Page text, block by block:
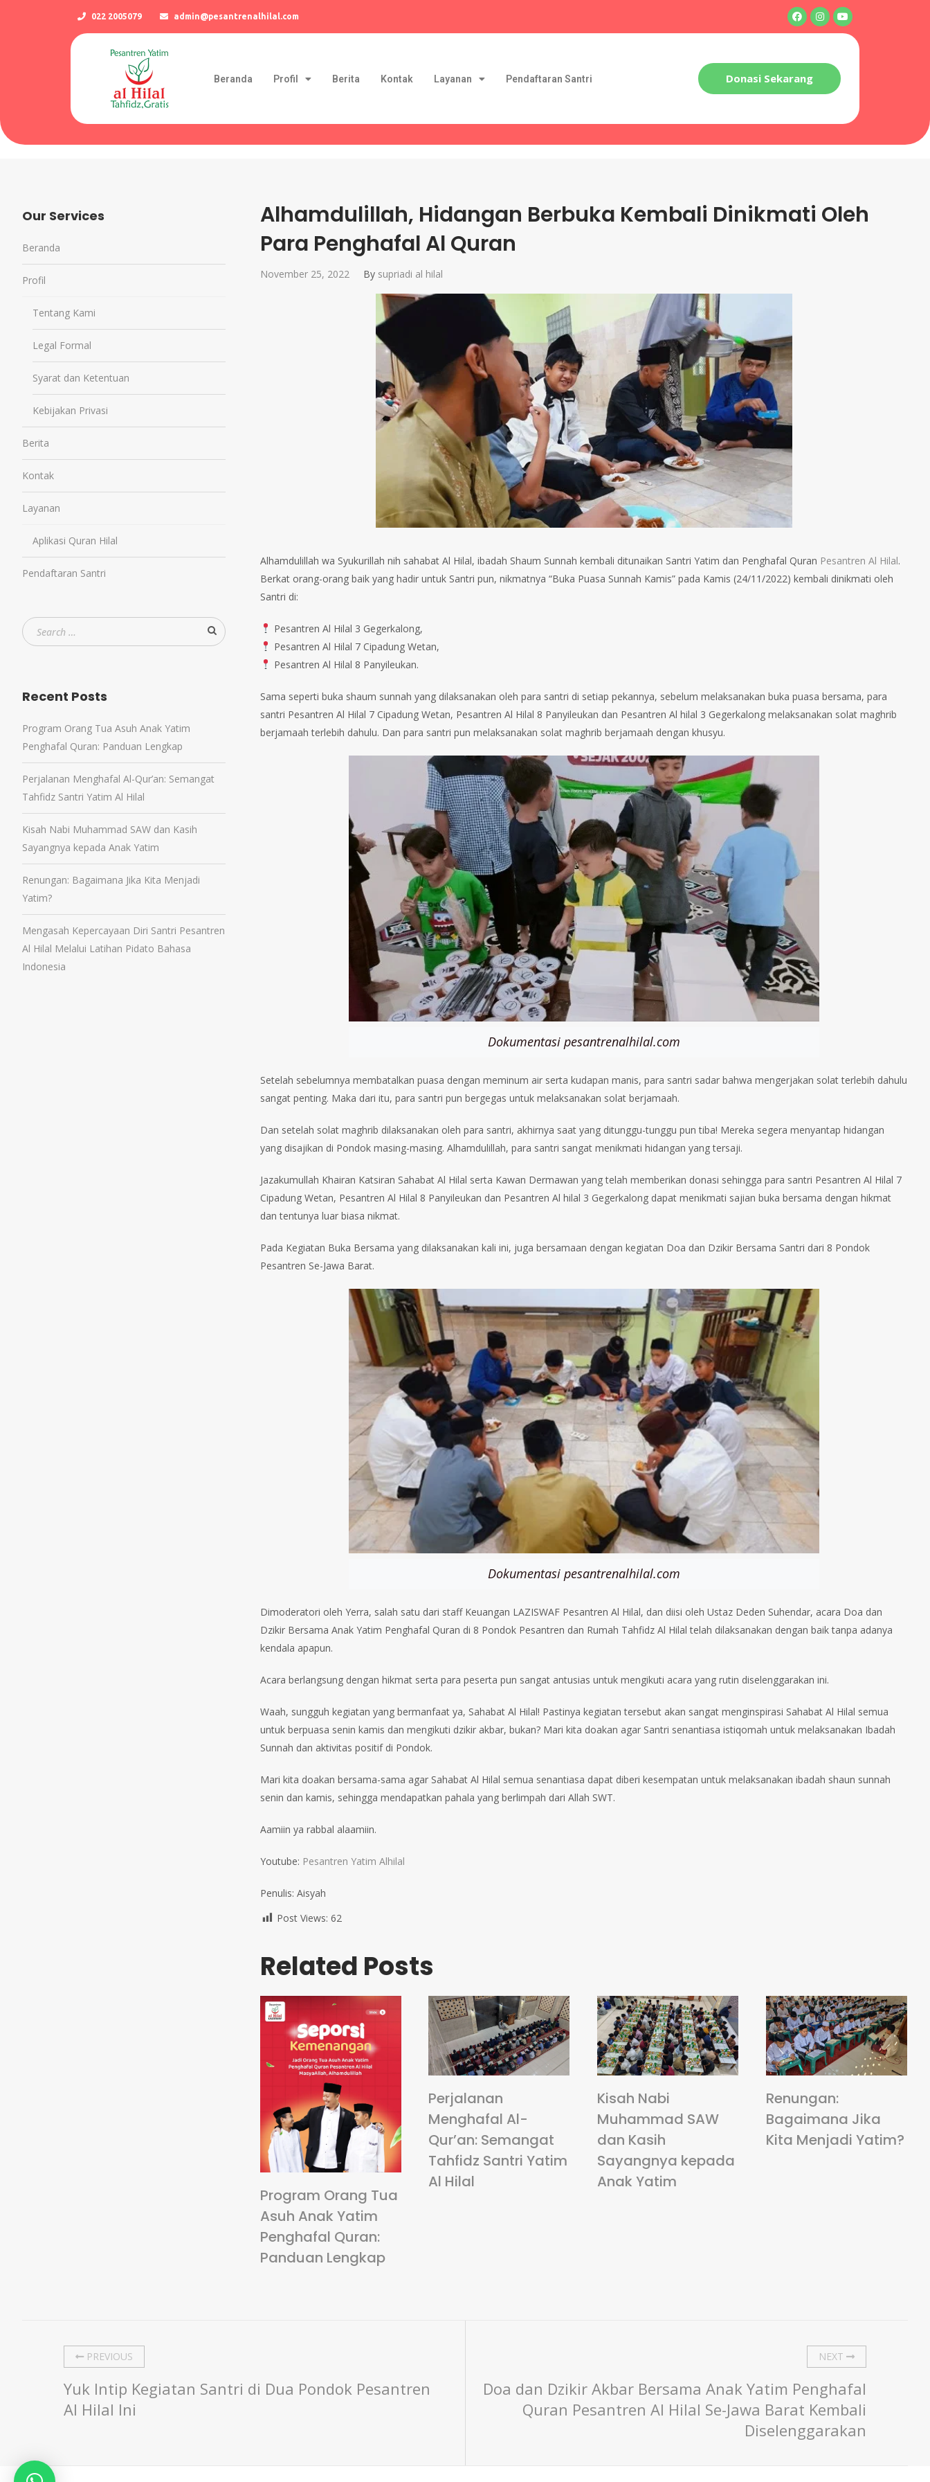
022 2005079 admin@pesantrenalhilal.com
Beranda Profil Berita Kontak Layanan Pendaftaran Santri Donasi Sekarang
Alhamdulillah, Hidangan Berbuka Kembali Dinikmati Oleh
Para Penghafal Al Quran
November 25, 2022 By supriadi al hilal
Alhamdulillah wa Syukurillah nih sahabat Al Hilal, ibadah Shaum Sunnah kembali ditunaikan Santri Yatim dan Penghafal Quran Pesantren Al Hilal.
Berkat orang-orang baik yang hadir untuk Santri pun, nikmatnya “Buka Puasa Sunnah Kamis” pada Kamis (24/11/2022) kembali dinikmati oleh
Santri di:
Pesantren Al Hilal 3 Gegerkalong,
Pesantren Al Hilal 7 Cipadung Wetan,
Pesantren Al Hilal 8 Panyileukan.
Sama seperti buka shaum sunnah yang dilaksanakan oleh para santri di setiap pekannya, sebelum melaksanakan buka puasa bersama, para
santri Pesantren Al Hilal 7 Cipadung Wetan, Pesantren Al Hilal 8 Panyileukan dan Pesantren Al hilal 3 Gegerkalong melaksanakan solat maghrib
berjamaah terlebih dahulu. Dan para santri pun melaksanakan solat maghrib berjamaah dengan khusyu.
Dokumentasi pesantrenalhilal.com
Setelah sebelumnya membatalkan puasa dengan meminum air serta kudapan manis, para santri sadar bahwa mengerjakan solat terlebih dahulu
sangat penting. Maka dari itu, para santri pun bergegas untuk melaksanakan solat berjamaah.
Dan setelah solat maghrib dilaksanakan oleh para santri, akhirnya saat yang ditunggu-tunggu pun tiba! Mereka segera menyantap hidangan
yang disajikan di Pondok masing-masing. Alhamdulillah, para santri sangat menikmati hidangan yang tersaji.
Jazakumullah Khairan Katsiran Sahabat Al Hilal serta Kawan Dermawan yang telah memberikan donasi sehingga para santri Pesantren Al Hilal 7
Cipadung Wetan, Pesantren Al Hilal 8 Panyileukan dan Pesantren Al hilal 3 Gegerkalong dapat menikmati sajian buka bersama dengan hikmat
dan tentunya luar biasa nikmat.
Pada Kegiatan Buka Bersama yang dilaksanakan kali ini, juga bersamaan dengan kegiatan Doa dan Dzikir Bersama Santri dari 8 Pondok
Pesantren Se-Jawa Barat.
Dokumentasi pesantrenalhilal.com
Dimoderatori oleh Yerra, salah satu dari staff Keuangan LAZISWAF Pesantren Al Hilal, dan diisi oleh Ustaz Deden Suhendar, acara Doa dan
Dzikir Bersama Anak Yatim Penghafal Quran di 8 Pondok Pesantren dan Rumah Tahfidz Al Hilal telah dilaksanakan dengan baik tanpa adanya
kendala apapun.
Acara berlangsung dengan hikmat serta para peserta pun sangat antusias untuk mengikuti acara yang rutin diselenggarakan ini.
Waah, sungguh kegiatan yang bermanfaat ya, Sahabat Al Hilal! Pastinya kegiatan tersebut akan sangat menginspirasi Sahabat Al Hilal semua
untuk berpuasa senin kamis dan mengikuti dzikir akbar, bukan? Mari kita doakan agar Santri senantiasa istiqomah untuk melaksanakan Ibadah
Sunnah dan aktivitas positif di Pondok.
Mari kita doakan bersama-sama agar Sahabat Al Hilal semua senantiasa dapat diberi kesempatan untuk melaksanakan ibadah shaun sunnah
senin dan kamis, sehingga mendapatkan pahala yang berlimpah dari Allah SWT.
Aamiin ya rabbal alaamiin.
Youtube: Pesantren Yatim Alhilal
Penulis: Aisyah
Post Views: 62
Related Posts
Program Orang Tua
Asuh Anak Yatim
Penghafal Quran:
Panduan Lengkap
Perjalanan
Menghafal Al-
Qur’an: Semangat
Tahfidz Santri Yatim
Al Hilal
Kisah Nabi
Muhammad SAW
dan Kasih
Sayangnya kepada
Anak Yatim
Renungan:
Bagaimana Jika
Kita Menjadi Yatim?
Our Services
Beranda
Profil
Tentang Kami
Legal Formal
Syarat dan Ketentuan
Kebijakan Privasi
Berita
Kontak
Layanan
Aplikasi Quran Hilal
Pendaftaran Santri
Recent Posts
Program Orang Tua Asuh Anak Yatim
Penghafal Quran: Panduan Lengkap
Perjalanan Menghafal Al-Qur’an: Semangat
Tahfidz Santri Yatim Al Hilal
Kisah Nabi Muhammad SAW dan Kasih
Sayangnya kepada Anak Yatim
Renungan: Bagaimana Jika Kita Menjadi
Yatim?
Mengasah Kepercayaan Diri Santri Pesantren
Al Hilal Melalui Latihan Pidato Bahasa
Indonesia
PREVIOUS
Yuk Intip Kegiatan Santri di Dua Pondok Pesantren
Al Hilal Ini
NEXT
Doa dan Dzikir Akbar Bersama Anak Yatim Penghafal
Quran Pesantren Al Hilal Se-Jawa Barat Kembali
Diselenggarakan